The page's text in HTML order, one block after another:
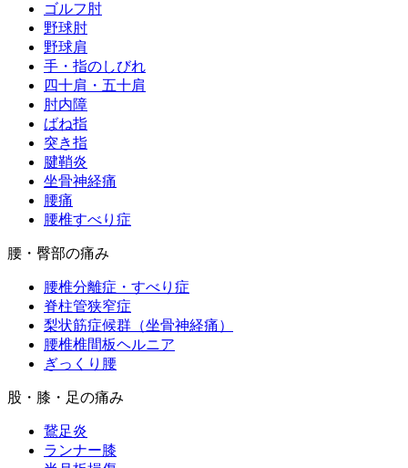
ゴルフ肘
野球肘
野球肩
手・指のしびれ
四十肩・五十肩
肘内障
ばね指
突き指
腱鞘炎
坐骨神経痛
腰痛
腰椎すべり症
腰・臀部の痛み
腰椎分離症・すべり症
脊柱管狭窄症
梨状筋症候群（坐骨神経痛）
腰椎椎間板ヘルニア
ぎっくり腰
股・膝・足の痛み
鵞足炎
ランナー膝